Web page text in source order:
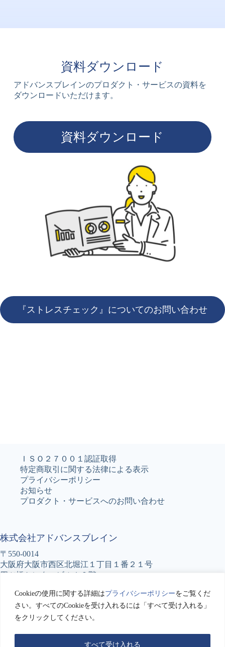
Cookieの使用に関する詳細はプライバシーポリシーをご覧くだ
さい。すべてのCookieを受け入れるには「すべて受け入れる」
をクリックしてください。
すべて受け入れる
資料ダウンロード
アドバンスブレインのプロダクト・サービスの資料を
ダウンロードいただけます。
資料ダウンロード
『ストレスチェック』についてのお問い合わせ
ＩＳＯ２７００１認証取得
特定商取引に関する法律による表示
プライバシーポリシー
お知らせ
プロダクト・サービスへのお問い合わせ
株式会社アドバンスブレイン
〒550-0014
大阪府大阪市西区北堀江１丁目１番２１号
四ツ橋センタービル１０階
FAX : 06-6531-5776
アドバンスブレインへのお問い合わせ
Copyright © 2026 Advance BRain Co.LTD. All Rights
Reserved.